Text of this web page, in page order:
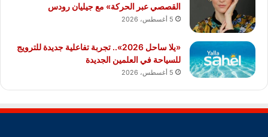
القصصي عبر الحركة» مع جيليان رودس
5 أغسطس، 2026
«يلا ساحل 2026».. تجربة تفاعلية جديدة للترويج
للسياحة في العلمين الجديدة
5 أغسطس، 2026